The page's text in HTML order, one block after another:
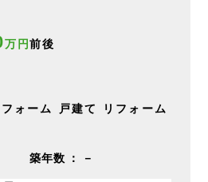
万円前後
ォーム 戸建て
リフォーム
築年数 －